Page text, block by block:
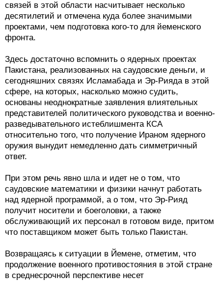
связей в этой области насчитывает несколько
десятилетий и отмечена куда более значимыми
проектами, чем подготовка кого-то для йеменского
фронта.
Здесь достаточно вспомнить о ядерных проектах
Пакистана, реализованных на саудовские деньги, и
сегодняшних связях Исламабада и Эр-Рияда в этой
сфере, на которых, насколько можно судить,
основаны неоднократные заявления влиятельных
представителей политического руководства и военно-
разведывательного истеблишмента КСА
относительно того, что получение Ираном ядерного
оружия вынудит немедленно дать симметричный
ответ.
При этом речь явно шла и идет не о том, что
саудовские математики и физики начнут работать
над ядерной программой, а о том, что Эр-Рияд
получит носители и боеголовки, а также
обслуживающий их персонал в готовом виде, притом
что поставщиком может быть только Пакистан.
Возвращаясь к ситуации в Йемене, отметим, что
продолжение военного противостояния в этой стране
в среднесрочной перспективе несет